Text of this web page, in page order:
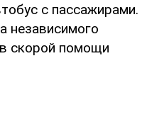
с пассажирами.
независимого
скорой помощи